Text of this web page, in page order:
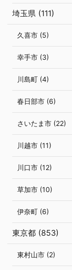
埼玉県 (111)
久喜市 (5)
幸手市 (3)
川島町 (4)
春日部市 (6)
さいたま市 (22)
川越市 (11)
川口市 (12)
草加市 (10)
伊奈町 (6)
東京都 (853)
東村山市 (2)